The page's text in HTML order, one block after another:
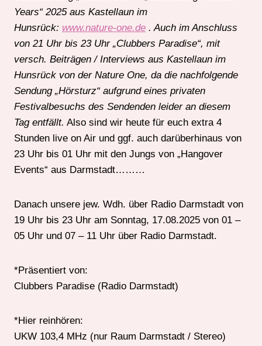
Years“ 2025 aus Kastellaun im
Hunsrück: www.nature-one.de . Auch im Anschluss
von 21 Uhr bis 23 Uhr „Clubbers Paradise“, mit
versch. Beiträgen / Interviews aus Kastellaun im
Hunsrück von der Nature One, da die nachfolgende
Sendung „Hörsturz“ aufgrund eines privaten
Festivalbesuchs des Sendenden leider an diesem
Tag entfällt. Also sind wir heute für euch extra 4
Stunden live on Air und ggf. auch darüberhinaus von
23 Uhr bis 01 Uhr mit den Jungs von „Hangover
Events“ aus Darmstadt………
Danach unsere jew. Wdh. über Radio Darmstadt von
19 Uhr bis 23 Uhr am Sonntag, 17.08.2025 von 01 –
05 Uhr und 07 – 11 Uhr über Radio Darmstadt.
*Präsentiert von:
Clubbers Paradise (Radio Darmstadt)
*Hier reinhören:
UKW 103,4 MHz (nur Raum Darmstadt / Stereo)